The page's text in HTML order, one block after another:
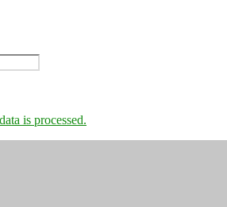
is processed.